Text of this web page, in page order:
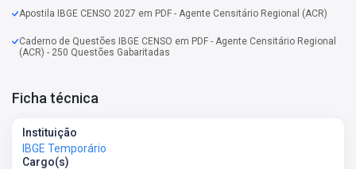
Apostila IBGE CENSO 2027 em PDF - Agente Censitário Regional (ACR)
Caderno de Questões IBGE CENSO em PDF - Agente Censitário Regional
(ACR) - 250 Questões Gabaritadas
Ficha técnica
Instituição
IBGE Temporário
Cargo(s)